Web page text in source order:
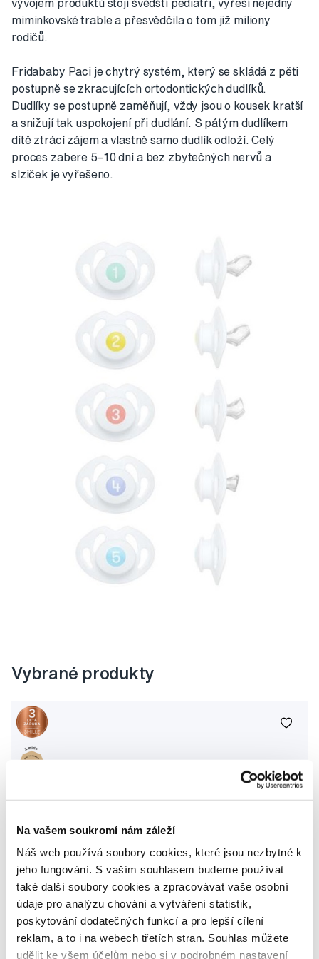
Na vašem soukromí nám záleží
Náš web používá soubory cookies, které jsou nezbytné k
jeho fungování. S vaším souhlasem budeme používat
také další soubory cookies a zpracovávat vaše osobní
údaje pro analýzu chování a vytváření statistik,
poskytování dodatečných funkcí a pro lepší cílení
reklam, a to i na webech třetích stran. Souhlas můžete
udělit ke všem účelům nebo si v podrobném nastavení
vývojem produktů stojí švédští pediatři, vyřeší nejedny
miminkovské trable a přesvědčila o tom již miliony
rodičů.
Fridababy Paci je chytrý systém, který se skládá z pěti
postupně se zkracujících ortodontických dudlíků.
Dudlíky se postupně zaměňují, vždy jsou o kousek kratší
a snižují tak uspokojení při dudlání. S pátým dudlíkem
dítě ztrácí zájem a vlastně samo dudlík odloží. Celý
proces zabere 5–10 dní a bez zbytečných nervů a
slziček je vyřešeno.
Vybrané produkty